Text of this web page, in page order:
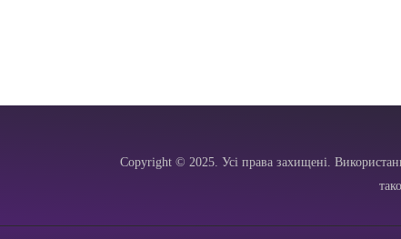
Copyright © 2025. Усі права захищені.